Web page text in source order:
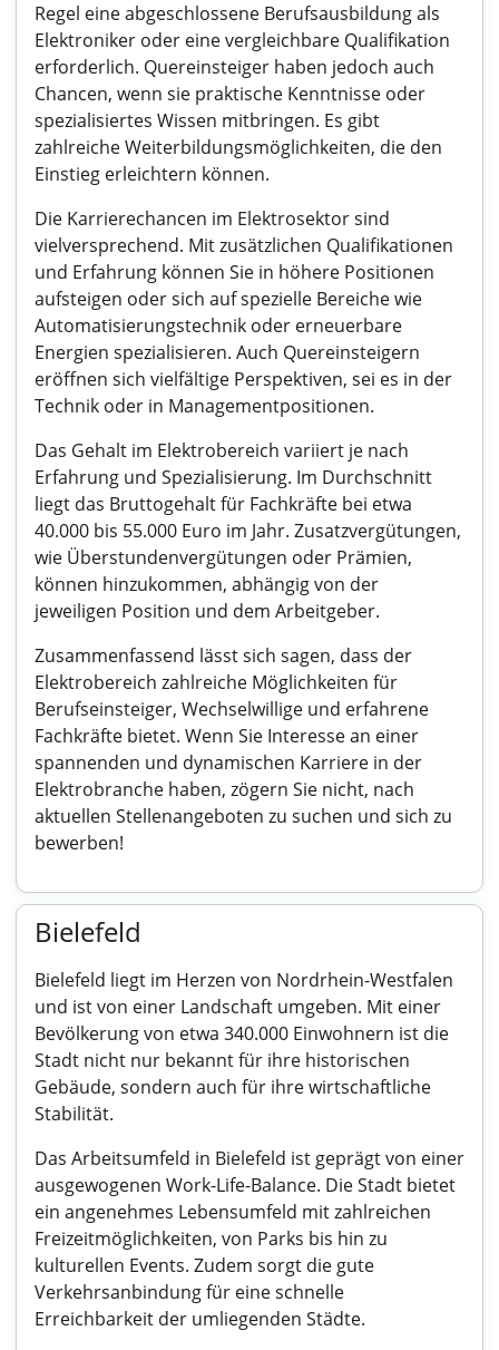
Regel eine abgeschlossene Berufsausbildung als
Elektroniker oder eine vergleichbare Qualifikation
erforderlich. Quereinsteiger haben jedoch auch
Chancen, wenn sie praktische Kenntnisse oder
spezialisiertes Wissen mitbringen. Es gibt
zahlreiche Weiterbildungsmöglichkeiten, die den
Einstieg erleichtern können.
Die Karrierechancen im Elektrosektor sind
vielversprechend. Mit zusätzlichen Qualifikationen
und Erfahrung können Sie in höhere Positionen
aufsteigen oder sich auf spezielle Bereiche wie
Automatisierungstechnik oder erneuerbare
Energien spezialisieren. Auch Quereinsteigern
eröffnen sich vielfältige Perspektiven, sei es in der
Technik oder in Managementpositionen.
Das Gehalt im Elektrobereich variiert je nach
Erfahrung und Spezialisierung. Im Durchschnitt
liegt das Bruttogehalt für Fachkräfte bei etwa
40.000 bis 55.000 Euro im Jahr. Zusatzvergütungen,
wie Überstundenvergütungen oder Prämien,
können hinzukommen, abhängig von der
jeweiligen Position und dem Arbeitgeber.
Zusammenfassend lässt sich sagen, dass der
Elektrobereich zahlreiche Möglichkeiten für
Berufseinsteiger, Wechselwillige und erfahrene
Fachkräfte bietet. Wenn Sie Interesse an einer
spannenden und dynamischen Karriere in der
Elektrobranche haben, zögern Sie nicht, nach
aktuellen Stellenangeboten zu suchen und sich zu
bewerben!
Bielefeld
Bielefeld liegt im Herzen von Nordrhein-Westfalen
und ist von einer Landschaft umgeben. Mit einer
Bevölkerung von etwa 340.000 Einwohnern ist die
Stadt nicht nur bekannt für ihre historischen
Gebäude, sondern auch für ihre wirtschaftliche
Stabilität.
Das Arbeitsumfeld in Bielefeld ist geprägt von einer
ausgewogenen Work-Life-Balance. Die Stadt bietet
ein angenehmes Lebensumfeld mit zahlreichen
Freizeitmöglichkeiten, von Parks bis hin zu
kulturellen Events. Zudem sorgt die gute
Verkehrsanbindung für eine schnelle
Erreichbarkeit der umliegenden Städte.